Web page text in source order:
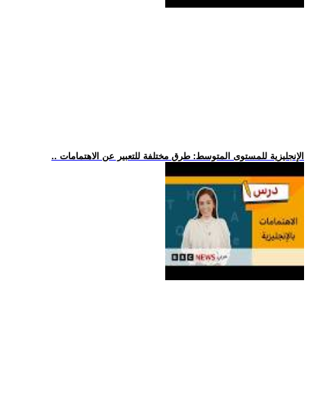
.. الإنجليزية للمستوى المتوسط: طرق مختلفة للتعبير عن الاهتمامات